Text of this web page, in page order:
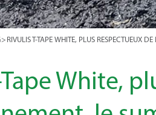
> RIVULIS T-TAPE WHITE, PLUS RESPECTUEUX
White,